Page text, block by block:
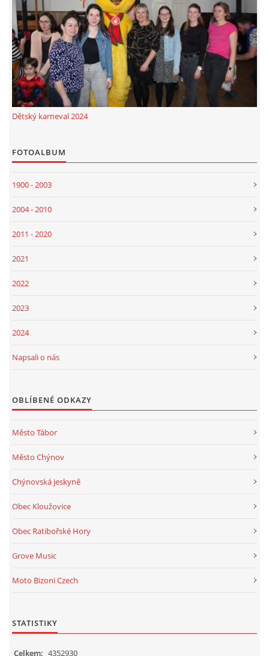
Dětský karneval 2024
FOTOALBUM
1900 - 2003
2004 - 2010
2011 - 2020
2021
2022
2023
2024
Napsali o nás
OBLÍBENÉ ODKAZY
Město Tábor
Město Chýnov
Chýnovská jeskyně
Obec Kloužovice
Obec Ratibořské Hory
Grove Music
Moto Bizoni Czech
STATISTIKY
Celkem: 4352930